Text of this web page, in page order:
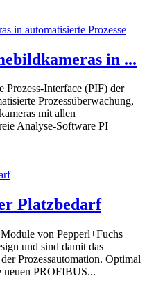
in ...
Prozess-Interface (PIF) der
Prozessüberwachung,
mit allen
Analyse-Software PI
Platzbedarf
von Pepperl+Fuchs
und sind damit das
Prozessautomation. Optimal
neuen PROFIBUS...